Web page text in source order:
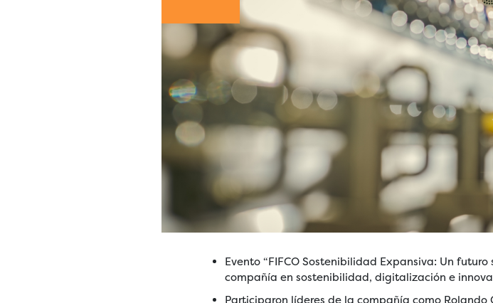
Evento “FIFCO Sostenibilidad Expansiva: Un
compañía en sostenibilidad, digitalización e
Participaron líderes de la compañía como